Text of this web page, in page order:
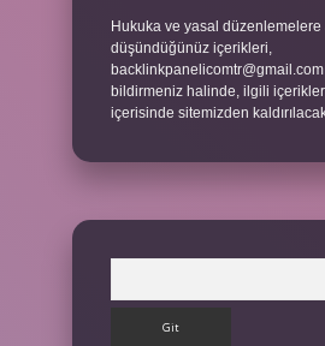
Hukuka ve yasal düzenlemelere
düşündüğünüz içerikleri,
backlinkpanelicomtr@gmail.com
bildirmeniz halinde, ilgili
içerisinde sitemizden